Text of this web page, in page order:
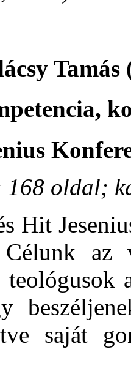
Tamás
168 oldal;
Hit
az
saját